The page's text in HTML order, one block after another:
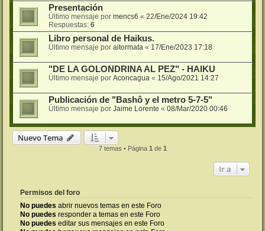
Presentación
Último mensaje por mencs6 « 22/Ene/2024 19:42
Respuestas: 6
Libro personal de Haikus.
Último mensaje por aitormata « 17/Ene/2023 17:18
"DE LA GOLONDRINA AL PEZ" - HAIKU
Último mensaje por Aconcagua « 15/Ago/2021 14:27
Publicación de "Bashô y el metro 5-7-5"
Último mensaje por Jaime Lorente « 08/Mar/2020 00:46
Nuevo Tema
7 temas • Página 1 de 1
Ir a
Permisos del foro
No puedes abrir nuevos temas en este Foro
No puedes responder a temas en este Foro
No puedes editar sus mensajes en este Foro